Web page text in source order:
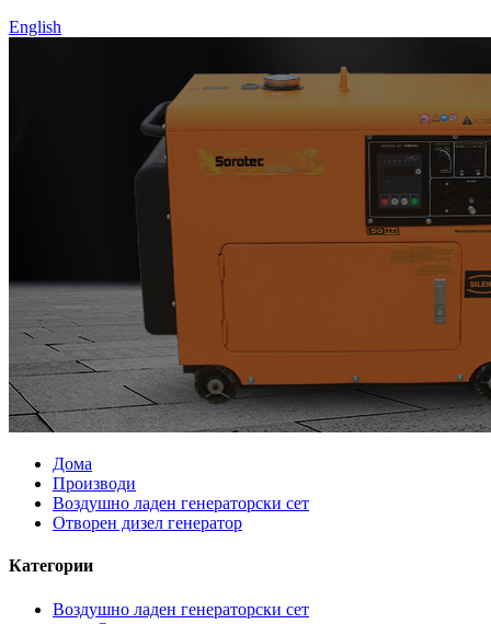
English
Дома
Производи
Воздушно ладен генераторски сет
Отворен дизел генератор
Категории
Воздушно ладен генераторски сет